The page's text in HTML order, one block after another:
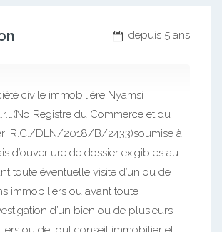
depuis 5 ans
civile immobilière Nyamsi
Registre du Commerce et du
R.C./DLN/2018/B/2433)soumise à
d’ouverture de dossier exigibles au
toute éventuelle visite d’un ou de
immobiliers ou avant toute
d’un bien ou de plusieurs